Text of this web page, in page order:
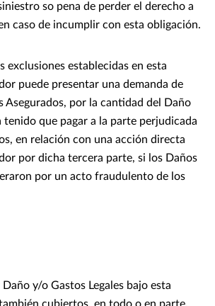
so pena de perder el derecho a
caso de incumplir con esta obligación.
exclusiones establecidas en esta
puede presentar una demanda de
Asegurados, por la cantidad del Daño
tenido que pagar a la parte perjudicada
en relación con una acción directa
por dicha tercera parte, si los Daños
por un acto fraudulento de los
y/o Gastos Legales bajo esta